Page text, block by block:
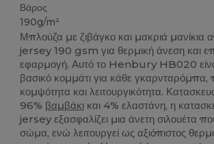
Βάρος
190g/m²
Μπλούζα με ζιβάγκο και μακριά
jersey 190 gsm για θερμική άνεση και
εφαρμογή. Αυτό το Henbury HB020
βασικό κομμάτι για κάθε γκαρνταρόμπα,
κομψότητα και λειτουργικότητα.
96% βαμβάκι και 4% ελαστάνη, η
jersey εξασφαλίζει μια άνετη σιλουέτα
σώμα, ενώ λειτουργεί ως αξιόπιστος